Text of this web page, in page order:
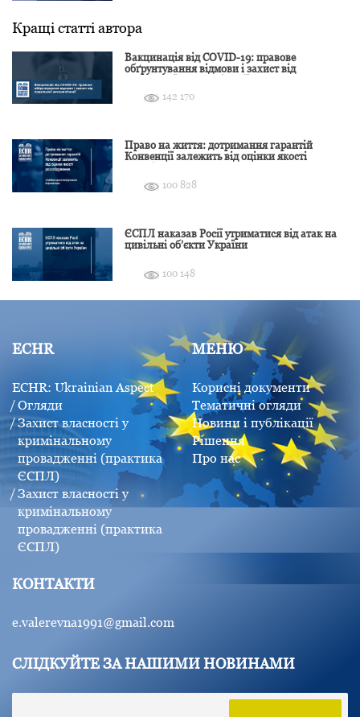
Кращі статті автора
Вакцинація від COVID-19: правове
обґрунтування відмови і захист від
142 170
Право на життя: дотримання гарантій
Конвенції залежить від оцінки якості
100 828
ЄСПЛ наказав Росії утриматися від атак на
цивільні об’єкти України
100 148
ECHR
ECHR: Ukrainian Aspect
Огляди
Захист власності у
кримінальному
провадженні (практика
ЄСПЛ)
Захист власності у
кримінальному
провадженні (практика
ЄСПЛ)
МЕНЮ
Корисні документи
Тематичні огляди
Новини і публікації
Рішення
Про нас
КОНТАКТИ
e.valerevna1991@gmail.com
СЛІДКУЙТЕ ЗА НАШИМИ НОВИНАМИ